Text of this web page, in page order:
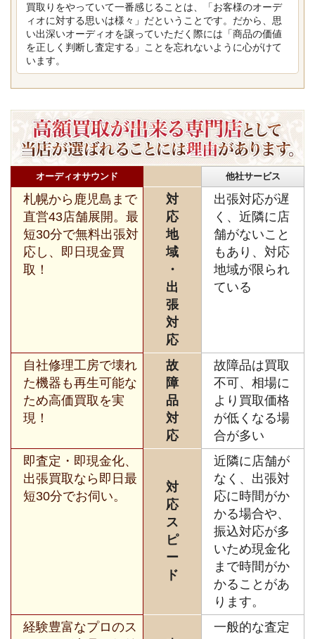
買取りをやっていて一番感じることは、「お客様のオーデ
ィオに対する思いは様々」だということです。だから、思
い出深いオーディオを譲っていただく際には「商品の価値
を正しく判断し査定する」ことを忘れないように心がけて
います。
オーディオサウンド 他社サービス
札幌から鹿児島まで
直営43店舗展開。最
短30分で無料出張対
応し、即日現金買
取！
対
応
地
域
・
出
張
対
応
出張対応が遅
く、近隣に店
舗がないこと
もあり、対応
地域が限られ
ている
自社修理工房で壊れ
た機器も再生可能な
ため高価買取を実
現！
故
障
品
対
応
故障品は買取
不可、相場に
より買取価格
が低くなる場
合が多い
即査定・即現金化、
出張買取なら即日最
短30分でお伺い。
対
応
ス
ピ
ー
ド
近隣に店舗が
なく、出張対
応に時間がか
かる場合や、
振込対応が多
いため現金化
まで時間がか
かることがあ
ります。
経験豊富なプロのス
一般的な査定